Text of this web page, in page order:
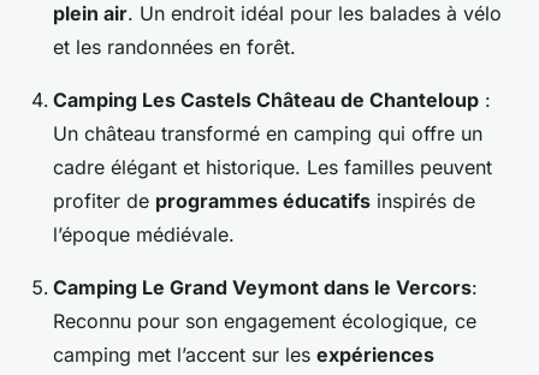
plein air. Un endroit idéal pour les balades à vélo
et les randonnées en forêt.
Camping Les Castels Château de Chanteloup :
Un château transformé en camping qui offre un
cadre élégant et historique. Les familles peuvent
profiter de programmes éducatifs inspirés de
l’époque médiévale.
Camping Le Grand Veymont dans le Vercors:
Reconnu pour son engagement écologique, ce
camping met l’accent sur les expériences